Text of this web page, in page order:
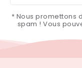
* Nous promettons
spam ! Vous